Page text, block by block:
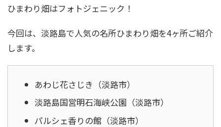
ひまわり畑はフォトジェニック！
今回は、淡路島で人気の名所ひまわり畑を4ヶ所ご紹介
します。
あわじ花さじき（淡路市）
淡路島国営明石海峡公園（淡路市）
パルシェ香りの館（淡路市）